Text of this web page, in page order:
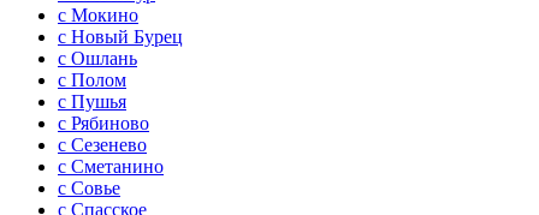
с Мокино
с Новый Бурец
с Ошлань
с Полом
с Пушья
с Рябиново
с Сезенево
с Сметанино
с Совье
с Спасское